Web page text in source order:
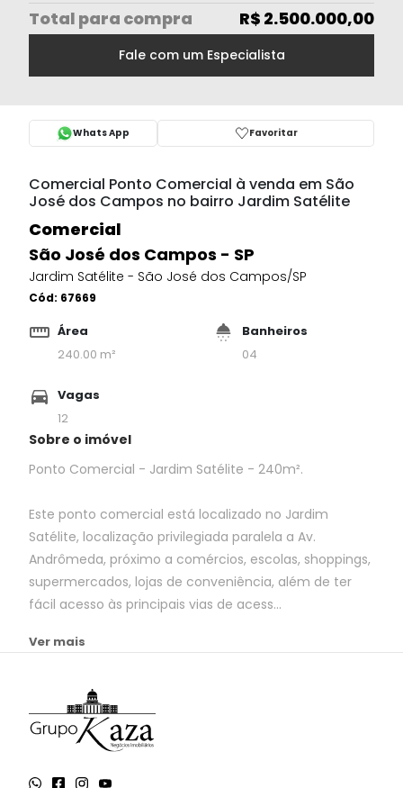
Comercial Ponto Comercial à venda em São
José dos Campos no bairro Jardim Satélite
Comercial
São José dos Campos - SP
Jardim Satélite - São José dos Campos/SP
Cód: 67669
Área
240.00 m²
Banheiros
04
Vagas
12
Sobre o imóvel
Ponto Comercial - Jardim Satélite - 240m².
Este ponto comercial está localizado no Jardim
Satélite, localização privilegiada paralela a Av.
Andrômeda, próximo a comércios, escolas, shoppings,
supermercados, lojas de conveniência, além de ter
fácil acesso às principais vias de acess...
Ver mais
Total para compra R$ 2.500.000,00
Fale com um Especialista
Whats App Favoritar